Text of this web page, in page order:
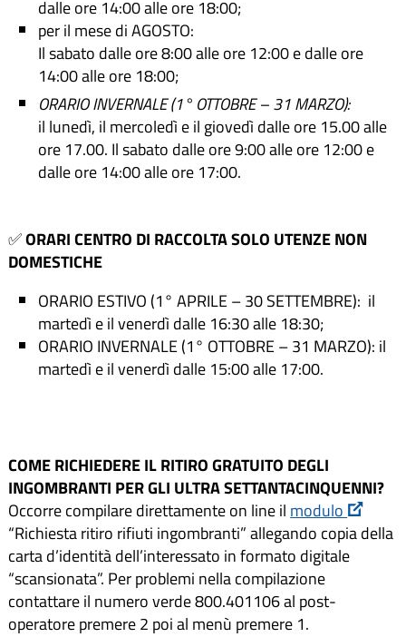
dalle ore 14:00 alle ore 18:00;
per il mese di AGOSTO:
Il sabato dalle ore 8:00 alle ore 12:00 e dalle ore
14:00 alle ore 18:00;
ORARIO INVERNALE (1° OTTOBRE – 31 MARZO):
il lunedì, il mercoledì e il giovedì dalle ore 15.00 alle
ore 17.00. Il sabato dalle ore 9:00 alle ore 12:00 e
dalle ore 14:00 alle ore 17:00.
✅ORARI CENTRO DI RACCOLTA SOLO UTENZE NON
DOMESTICHE
ORARIO ESTIVO (1° APRILE – 30 SETTEMBRE): il
martedì e il venerdì dalle 16:30 alle 18:30;
ORARIO INVERNALE (1° OTTOBRE – 31 MARZO): il
martedì e il venerdì dalle 15:00 alle 17:00.
COME RICHIEDERE IL RITIRO GRATUITO DEGLI
INGOMBRANTI PER GLI ULTRA SETTANTACINQUENNI?
Occorre compilare direttamente on line il modulo
“Richiesta ritiro rifiuti ingombranti” allegando copia della
carta d’identità dell’interessato in formato digitale
“scansionata”. Per problemi nella compilazione
contattare il numero verde 800.401106 al post-
operatore premere 2 poi al menù premere 1.